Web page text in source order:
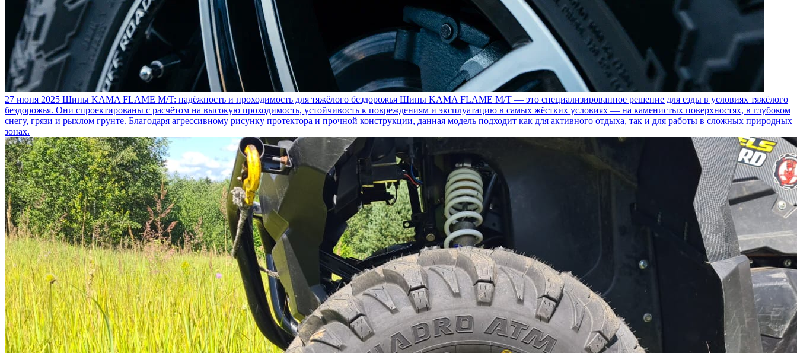
27 июня 2025 Шины KAMA FLAME M/T: надёжность и проходимость для тяжёлого бездорожья Шины KAMA FLAME M/T — это специализированное решение для езды в условиях тяжёлого
бездорожья. Они спроектированы с расчётом на высокую проходимость, устойчивость к повреждениям и эксплуатацию в самых жёстких условиях — на каменистых поверхностях, в глубоком
снегу, грязи и рыхлом грунте. Благодаря агрессивному рисунку протектора и прочной конструкции, данная модель подходит как для активного отдыха, так и для работы в сложных природных
зонах.